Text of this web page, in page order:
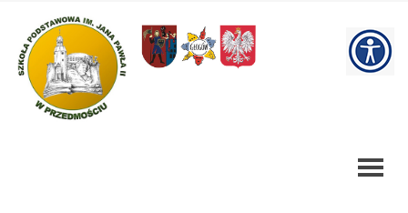
Szkoła
Podstawowa